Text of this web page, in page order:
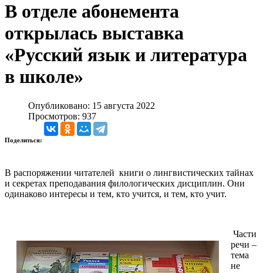
В отделе абонемента
открылась выставка
«Русский язык и литература
в школе»
Опубликовано: 15 августа 2022
Просмотров: 937
Поделиться:
В распоряжении читателей книги о лингвистических тайнах
и секретах преподавания филологических дисциплин. Они
одинаково интересы и тем, кто учится, и тем, кто учит.
Части
речи –
тема
не